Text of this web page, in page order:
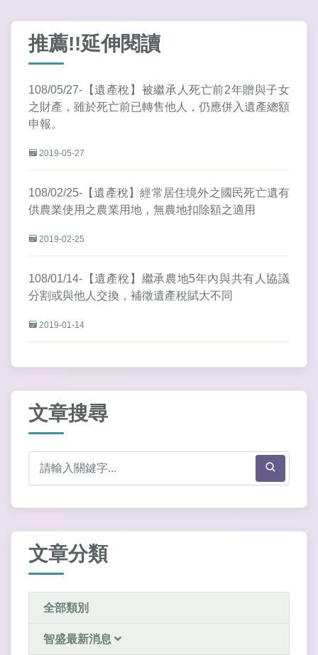
推薦!!延伸閱讀
108/05/27-【遺產稅】被繼承人死亡前2年贈與子女
之財產，雖於死亡前已轉售他人，仍應併入遺產總額
申報。
2019-05-27
108/02/25-【遺產稅】經常居住境外之國民死亡遺有
供農業使用之農業用地，無農地扣除額之適用
2019-02-25
108/01/14-【遺產稅】繼承農地5年內與共有人協議
分割或與他人交換，補徵遺產稅賦大不同
2019-01-14
文章搜尋
文章分類
全部類別
智盛最新消息